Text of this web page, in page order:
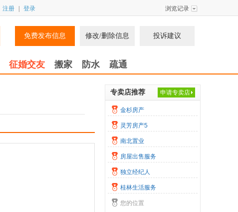
浏览记录
注册 登录
免费发布信息 修改/删除信息 投诉建议
征婚交友 搬家 防水 疏通
专卖店推荐 申请专卖店
金杉房产
灵芳房产5
南北置业
房屋出售服务
独立经纪人
桂林生活服务
您的位置